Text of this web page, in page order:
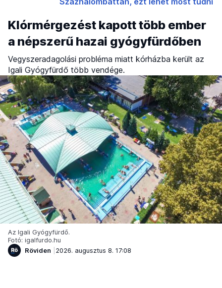
Klórmérgezést kapott több ember
a népszerű hazai gyógyfürdőben
Vegyszeradagolási probléma miatt kórházba került az
Igali Gyógyfürdő több vendége.
Az Igali Gyógyfürdő.
Fotó: igalfurdo.hu
Röviden
2026. augusztus 8. 17:08